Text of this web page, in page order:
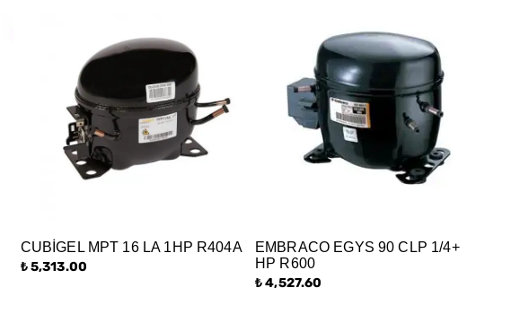
CUBİGEL MPT 16 LA 1HP R404A
₺ 5,313.00
EMBRACO EGYS 90 CLP 1/4+
HP R600
₺ 4,527.60